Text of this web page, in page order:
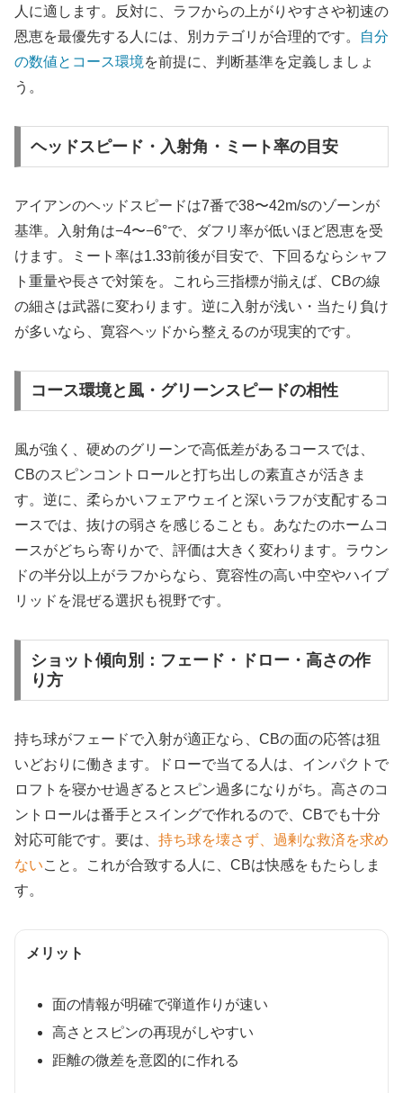
人に適します。反対に、ラフからの上がりやすさや初速の
恩恵を最優先する人には、別カテゴリが合理的です。
自分
の数値とコース環境を前提に、判断基準を定義しましょ
う。
ヘッドスピード・入射角・ミート率の目安
アイアンのヘッドスピードは7番で38〜42m/sのゾーンが
基準。入射角は−4〜−6°で、ダフリ率が低いほど恩恵を受
けます。ミート率は1.33前後が目安で、下回るならシャフ
ト重量や長さで対策を。これら三指標が揃えば、CBの線
の細さは武器に変わります。逆に入射が浅い・当たり負け
が多いなら、寛容ヘッドから整えるのが現実的です。
コース環境と風・グリーンスピードの相性
風が強く、硬めのグリーンで高低差があるコースでは、
CBのスピンコントロールと打ち出しの素直さが活きま
す。逆に、柔らかいフェアウェイと深いラフが支配するコ
ースでは、抜けの弱さを感じることも。あなたのホームコ
ースがどちら寄りかで、評価は大きく変わります。ラウン
ドの半分以上がラフからなら、寛容性の高い中空やハイブ
リッドを混ぜる選択も視野です。
ショット傾向別：フェード・ドロー・高さの作
り方
持ち球がフェードで入射が適正なら、CBの面の応答は狙
いどおりに働きます。ドローで当てる人は、インパクトで
ロフトを寝かせ過ぎるとスピン過多になりがち。高さのコ
ントロールは番手とスイングで作れるので、CBでも十分
対応可能です。要は、 持ち球を壊さず、過剰な救済を求め
ないこと。これが合致する人に、CBは快感をもたらしま
す。
メリット
面の情報が明確で弾道作りが速い
高さとスピンの再現がしやすい
距離の微差を意図的に作れる